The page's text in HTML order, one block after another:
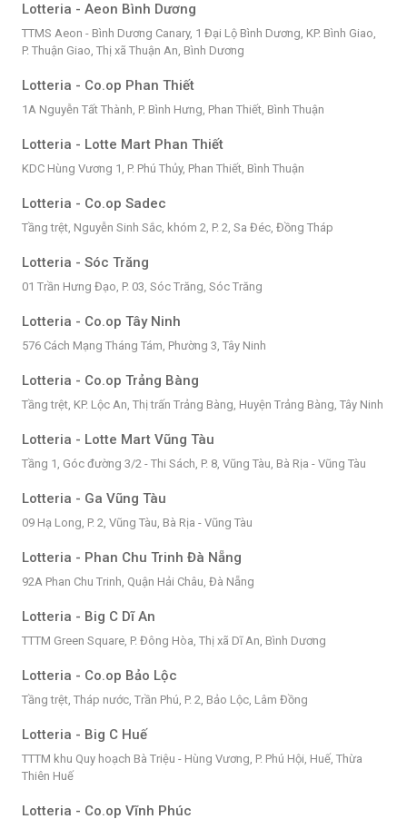
Lotteria - Aeon Bình Dương
TTMS Aeon - Bình Dương Canary, 1 Đại Lộ Bình Dương, KP. Bình Giao,
P. Thuận Giao, Thị xã Thuận An, Bình Dương
Lotteria - Co.op Phan Thiết
1A Nguyễn Tất Thành, P. Bình Hưng, Phan Thiết, Bình Thuận
Lotteria - Lotte Mart Phan Thiết
KDC Hùng Vương 1, P. Phú Thủy, Phan Thiết, Bình Thuận
Lotteria - Co.op Sadec
Tầng trệt, Nguyễn Sinh Sắc, khóm 2, P. 2, Sa Đéc, Đồng Tháp
Lotteria - Sóc Trăng
01 Trần Hưng Đạo, P. 03, Sóc Trăng, Sóc Trăng
Lotteria - Co.op Tây Ninh
576 Cách Mạng Tháng Tám, Phường 3, Tây Ninh
Lotteria - Co.op Trảng Bàng
Tầng trệt, KP. Lộc An, Thị trấn Trảng Bàng, Huyện Trảng Bàng, Tây Ninh
Lotteria - Lotte Mart Vũng Tàu
Tầng 1, Góc đường 3/2 - Thi Sách, P. 8, Vũng Tàu, Bà Rịa - Vũng Tàu
Lotteria - Ga Vũng Tàu
09 Hạ Long, P. 2, Vũng Tàu, Bà Rịa - Vũng Tàu
Lotteria - Phan Chu Trinh Đà Nẵng
92A Phan Chu Trinh, Quận Hải Châu, Đà Nẵng
Lotteria - Big C Dĩ An
TTTM Green Square, P. Đông Hòa, Thị xã Dĩ An, Bình Dương
Lotteria - Co.op Bảo Lộc
Tầng trệt, Tháp nước, Trần Phú, P. 2, Bảo Lộc, Lâm Đồng
Lotteria - Big C Huế
TTTM khu Quy hoạch Bà Triệu - Hùng Vương, P. Phú Hội, Huế, Thừa
Thiên Huế
Lotteria - Co.op Vĩnh Phúc